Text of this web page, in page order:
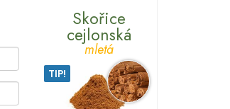
Skořice
cejlonská
mletá
TIP!